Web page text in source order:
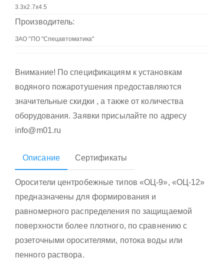
Производитель:
Внимание! По спецификациям к установкам
водяного пожаротушения предоставляются
значительные скидки , а также от количества
оборудования. Заявки присылайте по адресу
info@m01.ru
Описание Сертификаты
Оросители центробежные типов «ОЦ-9», «ОЦ-12»
предназначены для формирования и
равномерного распределения по защищаемой
поверхности более плотного, по сравнению с
розеточными оросителями, потока воды или
пенного раствора.